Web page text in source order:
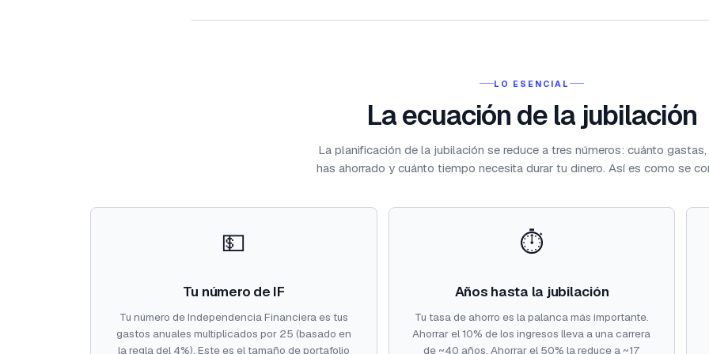
LO ESENCIAL
La ecuación de la jubilación
La planificación de la jubilación se reduce a tres números: cuánto
has ahorrado y cuánto tiempo necesita durar tu dinero. Así es como se
💵
Tu número de IF
Tu número de Independencia Financiera es tus
gastos anuales multiplicados por 25 (basado en
la regla del 4%). Este es el tamaño de portafolio
⏱️
Años hasta la jubilación
Tu tasa de ahorro es la palanca más importante.
Ahorrar el 10% de los ingresos lleva a una carrera
de ~40 años. Ahorrar el 50% la reduce a ~17